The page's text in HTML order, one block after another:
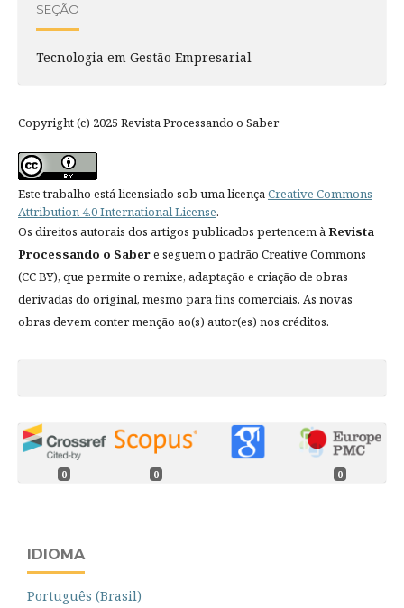
SEÇÃO
Tecnologia em Gestão Empresarial
Copyright (c) 2025 Revista Processando o Saber
Este trabalho está licensiado sob uma licençaCreative Commons
Attribution 4.0 International License.
Os direitos autorais dos artigos publicados pertencem àRevista
Processando o Sabere seguem o padrão Creative Commons
(CC BY), que permite o remixe, adaptação e criação de obras
derivadas do original, mesmo para fins comerciais. As novas
obras devem conter menção ao(s) autor(es) nos créditos.
0 0 0
IDIOMA
Português (Brasil)